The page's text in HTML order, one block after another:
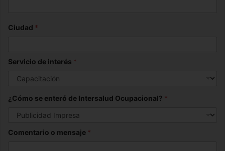
Ciudad *
Servicio de interés *
¿Cómo se enteró de Intersalud Ocupacional? *
Comentario o mensaje *